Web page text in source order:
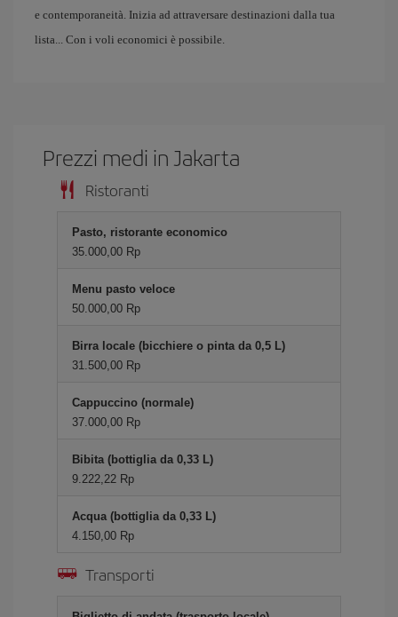
e contemporaneità. Inizia ad attraversare destinazioni dalla tua
lista... Con i voli economici è possibile.
Prezzi medi in Jakarta
Ristoranti
Pasto, ristorante economico
35.000,00 Rp
Menu pasto veloce
50.000,00 Rp
Birra locale (bicchiere o pinta da 0,5 L)
31.500,00 Rp
Cappuccino (normale)
37.000,00 Rp
Bibita (bottiglia da 0,33 L)
9.222,22 Rp
Acqua (bottiglia da 0,33 L)
4.150,00 Rp
Transporti